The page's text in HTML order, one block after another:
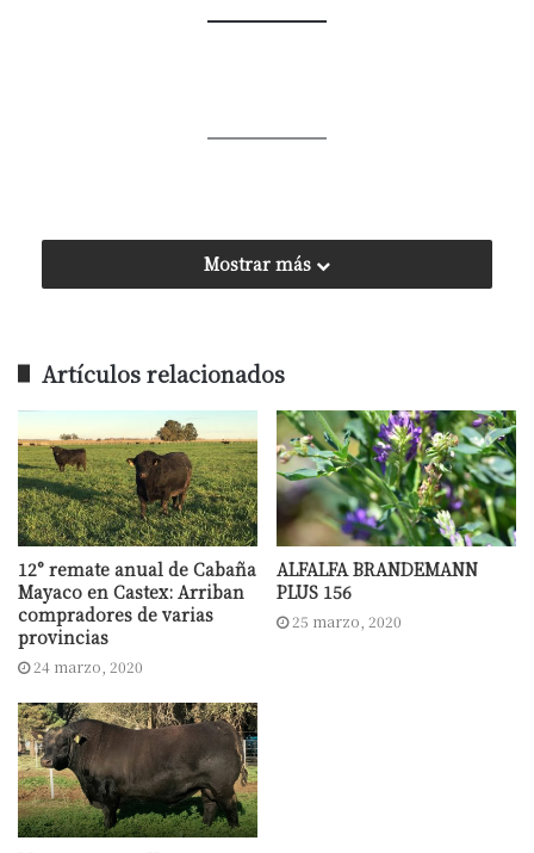
Mostrar más
Artículos relacionados
12° remate anual de Cabaña
Mayaco en Castex: Arriban
compradores de varias
provincias
24 marzo, 2020
ALFALFA BRANDEMANN
PLUS 156
25 marzo, 2020